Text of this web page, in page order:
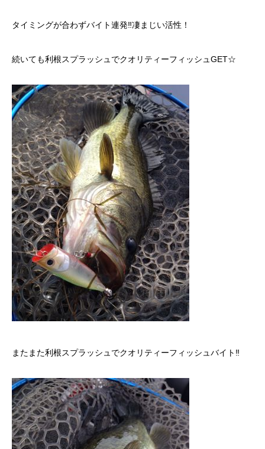
タイミングが合わずバイト連発‼︎凄まじい活性！
続いても利根スプラッシュでクオリティーフィッシュGET☆
またまた利根スプラッシュでクオリティーフィッシュバイト‼︎